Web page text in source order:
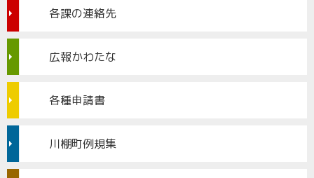
各課の連絡先
広報かわたな
各種申請書
川棚町例規集